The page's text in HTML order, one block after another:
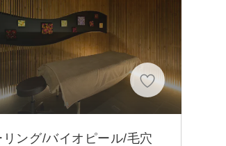
ング/バイオピール/毛穴